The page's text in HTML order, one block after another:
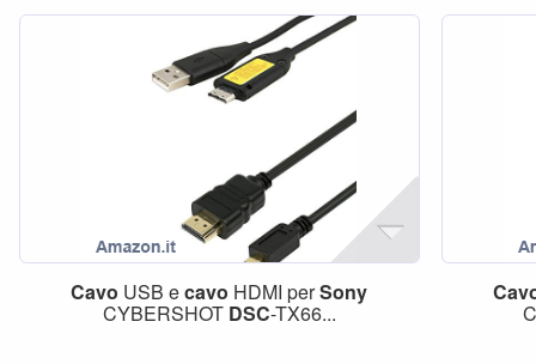
Cavo USB ecavo HDMI perSony
CYBERSHOT DSC-TX66...